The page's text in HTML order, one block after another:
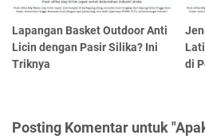
Lapangan Basket Outdoor Anti
Licin dengan Pasir Silika? Ini
Triknya
di
Posting Komentar untuk